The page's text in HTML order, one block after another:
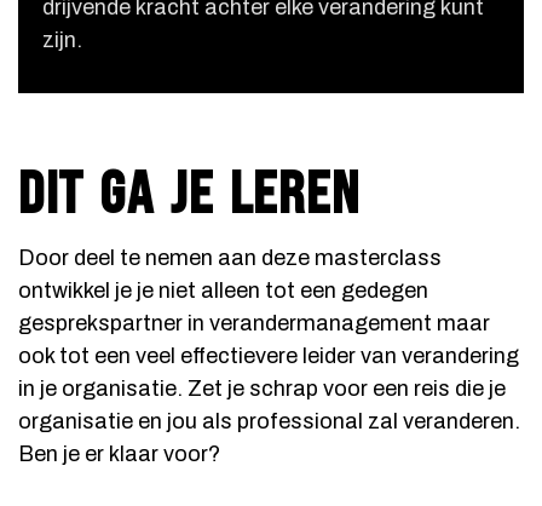
drijvende kracht achter elke verandering kunt
zijn.
DIT GA JE LEREN
Door deel te nemen aan deze masterclass
ontwikkel je je niet alleen tot een gedegen
gesprekspartner in verandermanagement maar
ook tot een veel effectievere leider van verandering
in je organisatie. Zet je schrap voor een reis die je
organisatie en jou als professional zal veranderen.
Ben je er klaar voor?